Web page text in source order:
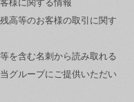
様に関する情報
高等のお客様の取引に関す
を含む名刺から読み取れる
グループにご提供いただい